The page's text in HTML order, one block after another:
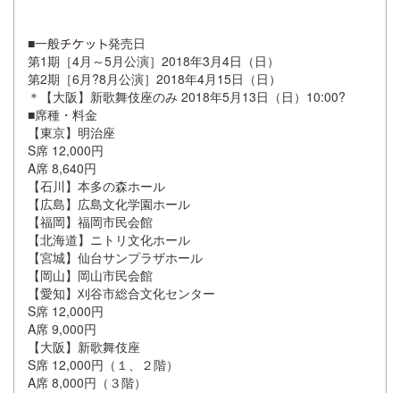
■一般
発売日
第1期［4月～5月公演］2018年3月4日（日）
第2期［6月?8月公演］2018年4月15日（日）
＊【大阪】新歌舞伎座のみ 2018年5月13日（日）10:00?
■席種・料金
【東京】明治座
S席 12,000円
A席 8,640円
【石川】本多の森ホール
【広島】広島文化学園ホール
【福岡】福岡市民会館
【北海道】ニトリ文化ホール
【宮城】仙台サンプラザホール
【岡山】岡山市民会館
【愛知】刈谷市総合文化センター
S席 12,000円
A席 9,000円
【大阪】新歌舞伎座
S席 12,000円（１、２階）
A席 8,000円（３階）